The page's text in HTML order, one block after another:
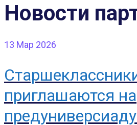
Новости
13 Мар 2026
приглашаются на